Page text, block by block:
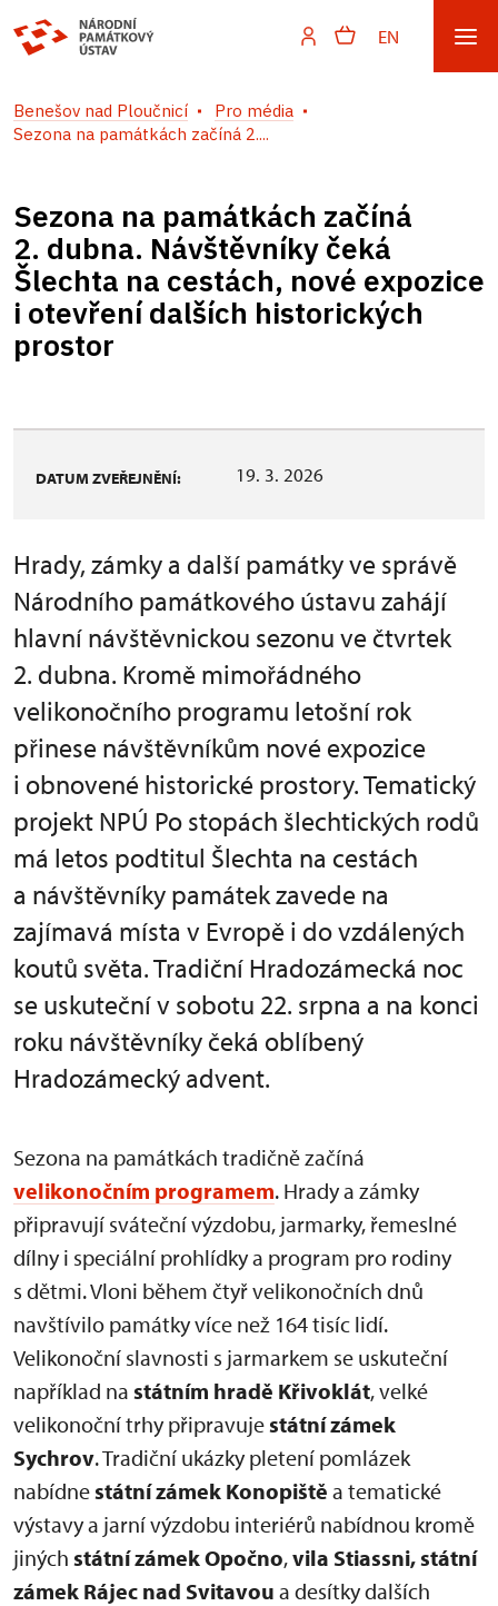
EN
Benešov nad Ploučnicí
Pro média
Sezona na památkách začíná 2....
Sezona na památkách začíná
2. dubna. Návštěvníky čeká
Šlechta na cestách, nové expozice
i otevření dalších historických
prostor
DATUM ZVEŘEJNĚNÍ: 19. 3. 2026
Hrady, zámky a další památky ve správě
Národního památkového ústavu zahájí
hlavní návštěvnickou sezonu ve čtvrtek
2. dubna. Kromě mimořádného
velikonočního programu letošní rok
přinese návštěvníkům nové expozice
i obnovené historické prostory. Tematický
projekt NPÚ Po stopách šlechtických rodů
má letos podtitul Šlechta na cestách
a návštěvníky památek zavede na
zajímavá místa v Evropě i do vzdálených
koutů světa. Tradiční Hradozámecká noc
se uskuteční v sobotu 22. srpna a na konci
roku návštěvníky čeká oblíbený
Hradozámecký advent.
Sezona na památkách tradičně začíná
velikonočním programem. Hrady a zámky
připravují sváteční výzdobu, jarmarky, řemeslné
dílny i speciální prohlídky a program pro rodiny
s dětmi. Vloni během čtyř velikonočních dnů
navštívilo památky více než 164 tisíc lidí.
Velikonoční slavnosti s jarmarkem se uskuteční
například na státním hradě Křivoklát, velké
velikonoční trhy připravujestátní zámek
Sychrov. Tradiční ukázky pletení pomlázek
nabídnestátní zámek Konopiště a tematické
výstavy a jarní výzdobu interiérů nabídnou kromě
jiných státní zámek Opočno,vila Stiassni, státní
zámek Rájec nad Svitavou a desítky dalších